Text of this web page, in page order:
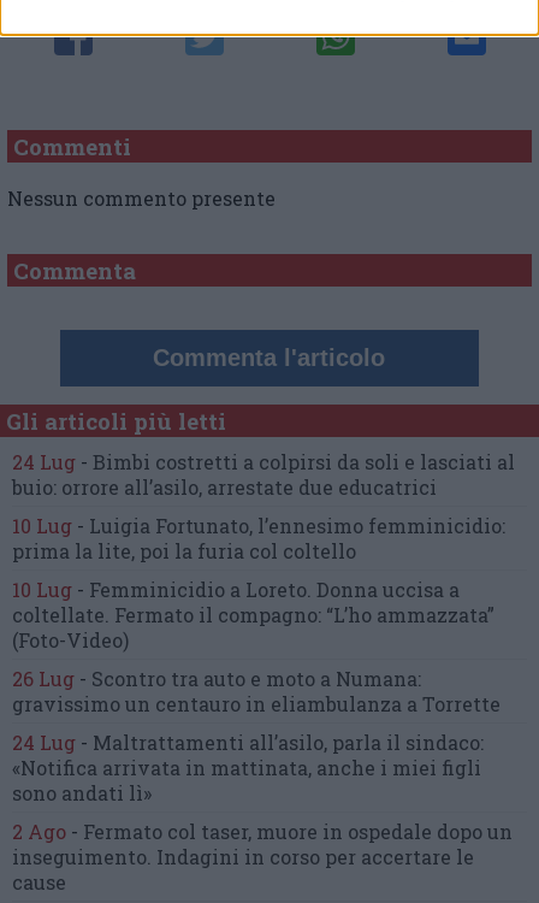
Commenti
Nessun commento presente
Commenta
Commenta l'articolo
Gli articoli più letti
24 Lug - Bimbi costretti a colpirsi da soli e lasciati al
buio: orrore all’asilo, arrestate due educatrici
10 Lug - Luigia Fortunato, l’ennesimo femminicidio:
prima la lite, poi la furia col coltello
10 Lug - Femminicidio a Loreto. Donna uccisa a
coltellate. Fermato il compagno: “L’ho ammazzata”
(Foto-Video)
26 Lug - Scontro tra auto e moto a Numana:
gravissimo un centauro in eliambulanza a Torrette
24 Lug - Maltrattamenti all’asilo, parla il sindaco:
«Notifica arrivata in mattinata, anche i miei figli
sono andati lì»
2 Ago - Fermato col taser, muore in ospedale dopo un
inseguimento. Indagini in corso per accertare le
cause